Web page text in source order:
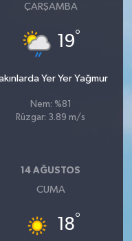
ÇARŞAMBA
19°
Yer Yer Yağmur
Nem: %81
Rüzgar: 3.89 m/s
14 AĞUSTOS
CUMA
18°